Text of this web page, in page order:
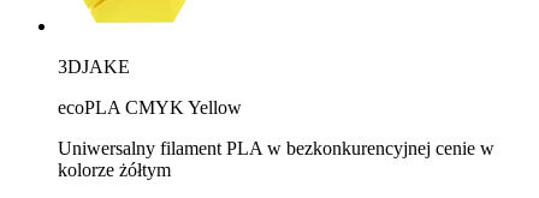
3DJAKE
ecoPLA CMYK Yellow
Uniwersalny filament PLA w bezkonkurencyjnej cenie w
kolorze żółtym